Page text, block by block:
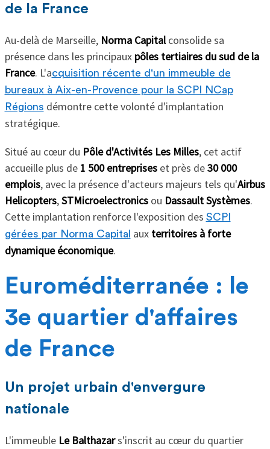
de la France
Au-delà de Marseille, Norma Capitalconsolide sa
présence dans les principaux pôles tertiaires du sud de la
France. L'acquisition récente d'un immeuble de
bureaux à Aix-en-Provence pour la SCPI NCap
Régions démontre cette volonté d'implantation
stratégique.
Situé au cœur du Pôle d'Activités Les Milles, cet actif
accueille plus de 1 500 entrepriseset près de30 000
emplois, avec la présence d'acteurs majeurs tels qu'Airbus
Helicopters,STMicroelectronicsou Dassault Systèmes.
Cette implantation renforce l'exposition des SCPI
gérées par Norma Capital aux territoires à forte
dynamique économique.
Euroméditerranée : le
3e quartier d'affaires
de France
Un projet urbain d'envergure
nationale
L'immeuble Le Balthazars'inscrit au cœur du quartier